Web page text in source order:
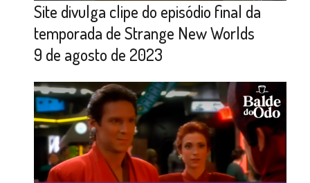
Site divulga clipe do episódio final da
temporada de Strange New Worlds
9 de agosto de 2023